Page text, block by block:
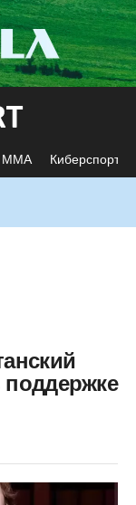
ММА Киберспорт
поддержке